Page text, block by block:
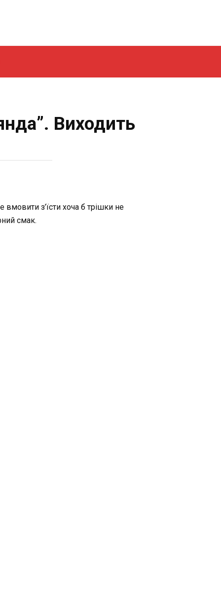
Виходить
з’їсти хоча б трішки не
смак.